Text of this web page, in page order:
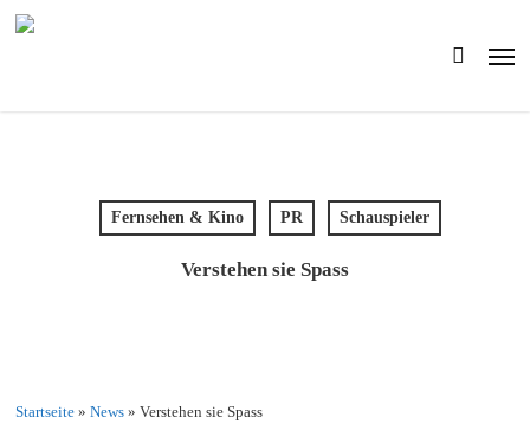
search
Fernsehen & Kino PR Schauspieler
Verstehen sie Spass
Startseite »News »Verstehen sie Spass